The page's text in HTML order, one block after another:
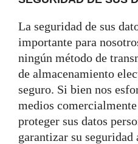
La seguridad de sus
importante para
ningún método de
de almacenamiento
seguro. Si bien nos
medios
proteger sus datos
garantizar su seguridad